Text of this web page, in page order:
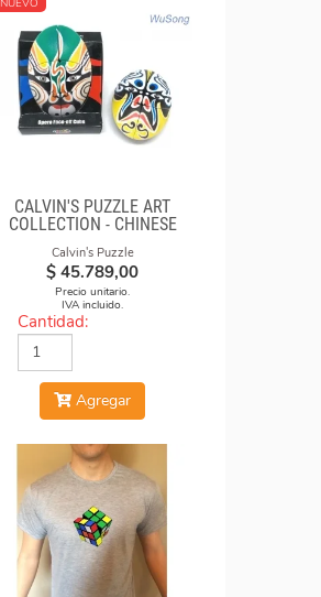
NUEVO
CALVIN'S PUZZLE ART
COLLECTION - CHINESE
OPERA FACE-OFF CUBE
(GREEN & YELLOW
MASKS)
Calvin's Puzzle
$ 45.789,00
Precio unitario.
IVA incluido.
Cantidad:
Agregar